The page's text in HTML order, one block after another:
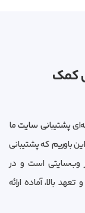
کمک
پشتیبانی سایتما
باوریم که پشتیبانی
وب‌سایتی است و در
بالا، آماده ارائه